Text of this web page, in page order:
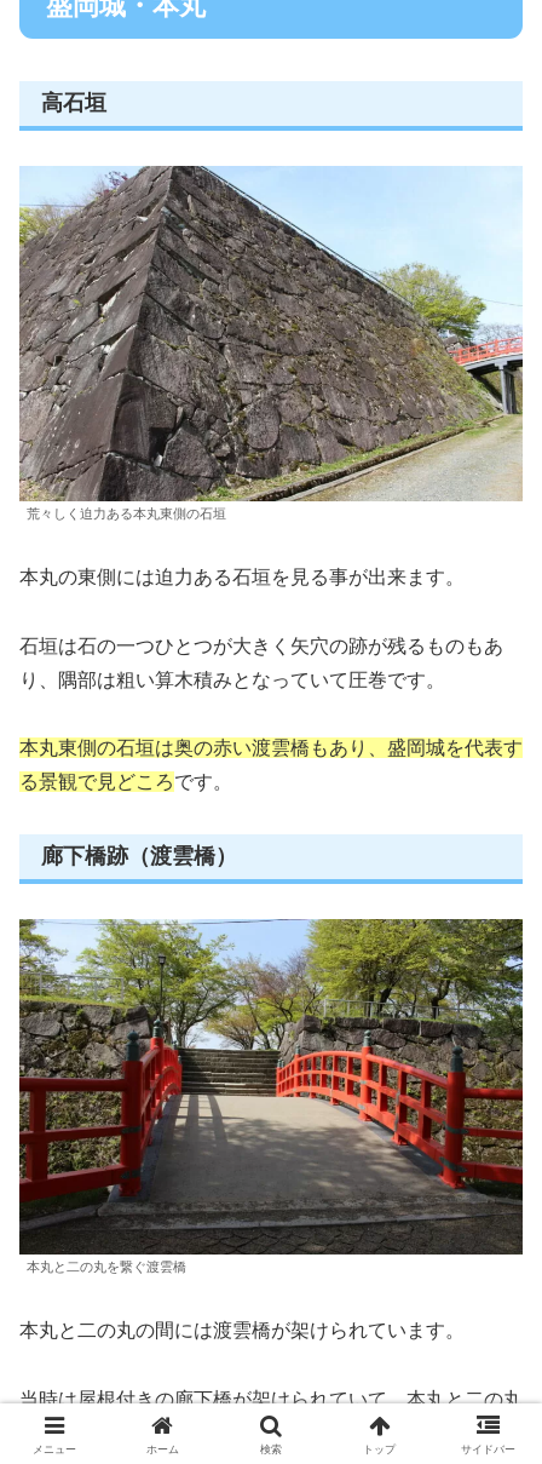
高石垣
荒々しく迫力ある本丸東側の石垣
本丸の東側には迫力ある石垣を見る事が出来ます。
石垣は石の一つひとつが大きく矢穴の跡が残るものもあ
り、隅部は粗い算木積みとなっていて圧巻です。
本丸東側の石垣は奥の赤い渡雲橋もあり、盛岡城を代表す
る景観で見どころです。
廊下橋跡（渡雲橋）
本丸と二の丸を繋ぐ渡雲橋
本丸と二の丸の間には渡雲橋が架けられています。
当時は屋根付きの廊下橋が架けられていて、本丸と二の丸
を行き来する事が出来ました。
メニュー ホーム 検索 トップ サイドバー